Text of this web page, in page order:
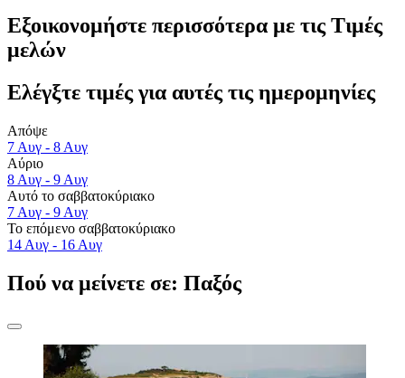
Εξοικονομήστε περισσότερα με τις Τιμές
μελών
Ελέγξτε τιμές για αυτές τις ημερομηνίες
Απόψε
7 Αυγ - 8 Αυγ
Αύριο
8 Αυγ - 9 Αυγ
Αυτό το σαββατοκύριακο
7 Αυγ - 9 Αυγ
Το επόμενο σαββατοκύριακο
14 Αυγ - 16 Αυγ
Πού να μείνετε σε: Παξός